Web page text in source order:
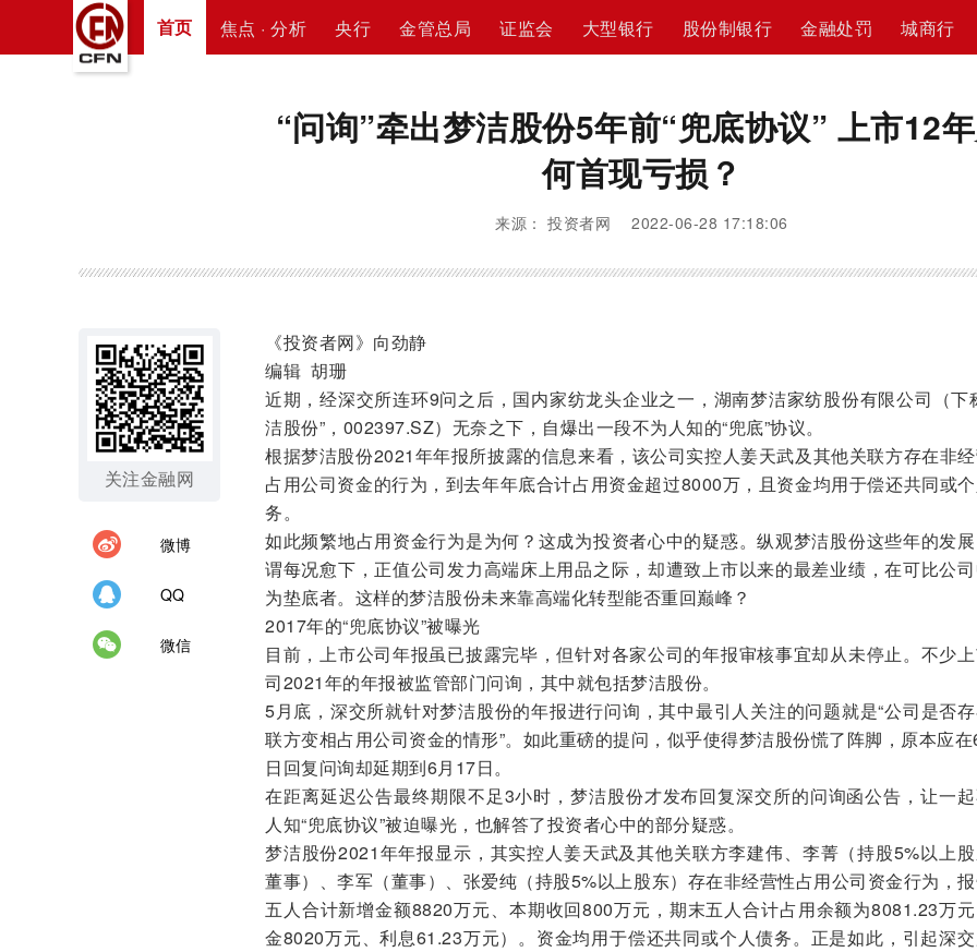
首页 焦点 · 分析 央行 金管总局 证监会 大型银行 股份制银行 金融处罚 城商行
“问询”牵出梦洁股份5年前“兜底协议” 上市12
何首现亏损？
来源： 投资者网 2022-06-28 17:18:06
关注金融网
微博
QQ
微信
《投资者网》向劲静
编辑 胡珊
近期，经深交所连环9问之后，国内家纺龙头企业之一，湖南梦洁家纺股份有限公司（下
洁股份”，002397.SZ）无奈之下，自爆出一段不为人知的“兜底”协议。
根据梦洁股份2021年年报所披露的信息来看，该公司实控人姜天武及其他关联方存在非
占用公司资金的行为，到去年年底合计占用资金超过8000万，且资金均用于偿还共同或
务。
如此频繁地占用资金行为是为何？这成为投资者心中的疑惑。纵观梦洁股份这些年的发
谓每况愈下，正值公司发力高端床上用品之际，却遭致上市以来的最差业绩，在可比公
为垫底者。这样的梦洁股份未来靠高端化转型能否重回巅峰？
2017年的“兜底协议”被曝光
目前，上市公司年报虽已披露完毕，但针对各家公司的年报审核事宜却从未停止。不少
司2021年的年报被监管部门问询，其中就包括梦洁股份。
5月底，深交所就针对梦洁股份的年报进行问询，其中最引人关注的问题就是“公司是否
联方变相占用公司资金的情形”。如此重磅的提问，似乎使得梦洁股份慌了阵脚，原本应
日回复问询却延期到6月17日。
在距离延迟公告最终期限不足3小时，梦洁股份才发布回复深交所的问询函公告，让一
人知“兜底协议”被迫曝光，也解答了投资者心中的部分疑惑。
梦洁股份2021年年报显示，其实控人姜天武及其他关联方李建伟、李菁（持股5%以上
董事）、李军（董事）、张爱纯（持股5%以上股东）存在非经营性占用公司资金行为，
五人合计新增金额8820万元、本期收回800万元，期末五人合计占用余额为8081.23万
金8020万元、利息61.23万元）。资金均用于偿还共同或个人债务。正是如此，引起深